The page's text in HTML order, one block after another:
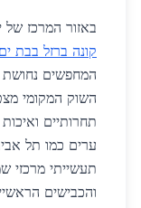
באזור המרכז
קונה ברזל בבת ים
השוק המקומי
תחרותיים
ערים כמו תל
תעשייתי מרכזי
והכבישים